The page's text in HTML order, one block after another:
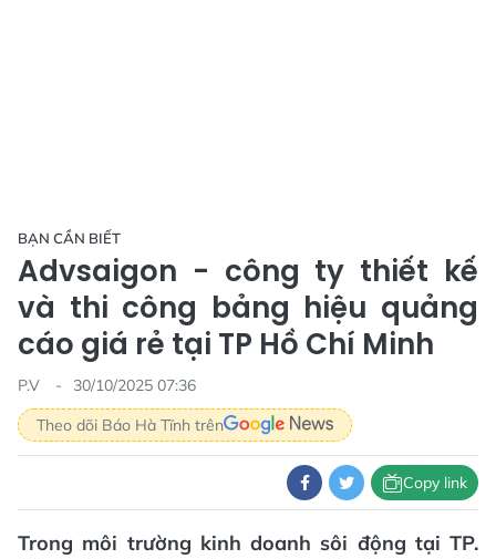
BẠN CẦN BIẾT
Advsaigon - công ty thiết kế
và thi công bảng hiệu quảng
cáo giá rẻ tại TP Hồ Chí Minh
P.V
30/10/2025 07:36
Theo dõi Báo Hà Tĩnh trên
Copy link
Trong môi trường kinh doanh sôi động tại TP.